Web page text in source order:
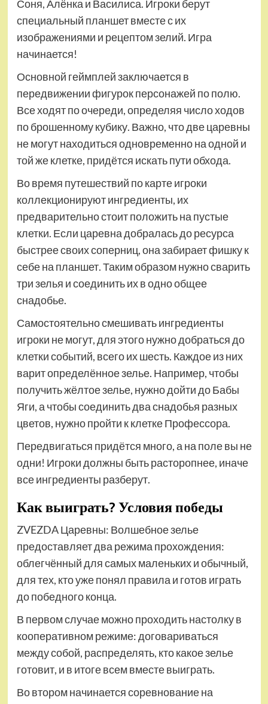
Соня, Алёнка и Василиса. Игроки берут
специальный планшет вместе с их
изображениями и рецептом зелий. Игра
начинается!
Основной геймплей заключается в
передвижении фигурок персонажей по полю.
Все ходят по очереди, определяя число ходов
по брошенному кубику. Важно, что две царевны
не могут находиться одновременно на одной и
той же клетке, придётся искать пути обхода.
Во время путешествий по карте игроки
коллекционируют ингредиенты, их
предварительно стоит положить на пустые
клетки. Если царевна добралась до ресурса
быстрее своих соперниц, она забирает фишку к
себе на планшет. Таким образом нужно сварить
три зелья и соединить их в одно общее
снадобье.
Самостоятельно смешивать ингредиенты
игроки не могут, для этого нужно добраться до
клетки событий, всего их шесть. Каждое из них
варит определённое зелье. Например, чтобы
получить жёлтое зелье, нужно дойти до Бабы
Яги, а чтобы соединить два снадобья разных
цветов, нужно пройти к клетке Профессора.
Передвигаться придётся много, а на поле вы не
одни! Игроки должны быть расторопнее, иначе
все ингредиенты разберут.
Как выиграть? Условия победы
ZVEZDA Царевны: Волшебное зелье
предоставляет два режима прохождения:
облегчённый для самых маленьких и обычный,
для тех, кто уже понял правила и готов играть
до победного конца.
В первом случае можно проходить настолку в
кооперативном режиме: договариваться
между собой, распределять, кто какое зелье
готовит, и в итоге всем вместе выиграть.
Во втором начинается соревнование на